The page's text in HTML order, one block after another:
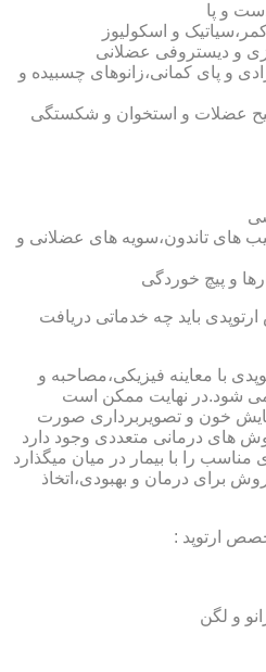
و پا
و اسکولیوز
و دیستروفی عضلانی
و پای کمانی،زانوهای چسبیده و
عضلات و استخوان و شکستگی
های تاندون،سویه های عضلانی و
و پیچ خوردگی
باید چه خدماتی دریافت
با معاینه فیزیکی،مصاحبه و
شود.در نهایت ممکن است
خون و تصویربرداری صورت
های درمانی متعددی وجود دارد
را با بیمار در میان میگذارد
برای درمان و بهبودی،اتخاذ
ارتوپد :
و لگن